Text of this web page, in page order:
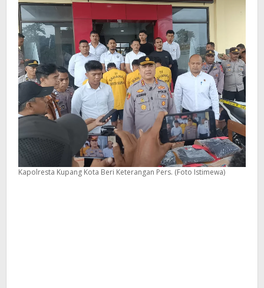
Kapolresta Kupang Kota Beri Keterangan Pers. (Foto Istimewa)